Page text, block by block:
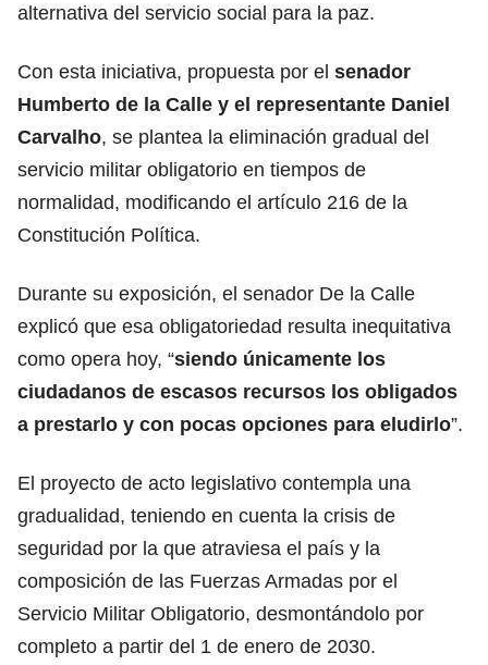
alternativa del servicio social para la paz.
Con esta iniciativa, propuesta por el senador
Humberto de la Calle y el representante Daniel
Carvalho, se plantea la eliminación gradual del
servicio militar obligatorio en tiempos de
normalidad, modificando el artículo 216 de la
Constitución Política.
Durante su exposición, el senador De la Calle
explicó que esa obligatoriedad resulta inequitativa
como opera hoy, “siendo únicamente los
ciudadanos de escasos recursos los obligados
a prestarlo y con pocas opciones para eludirlo”.
El proyecto de acto legislativo contempla una
gradualidad, teniendo en cuenta la crisis de
seguridad por la que atraviesa el país y la
composición de las Fuerzas Armadas por el
Servicio Militar Obligatorio, desmontándolo por
completo a partir del 1 de enero de 2030.